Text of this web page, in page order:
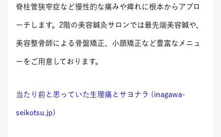
脊柱管狭窄症など慢性的な痛みや痺れに根本からアプロ
ーチします。2階の美容鍼灸サロンでは最先端美容鍼や、
美容整骨師による骨盤矯正、小顔矯正など豊富なメニュ
ーをご用意しております。
当たり前と思っていた生理痛とサヨナラ (inagawa-
seikotsu.jp)